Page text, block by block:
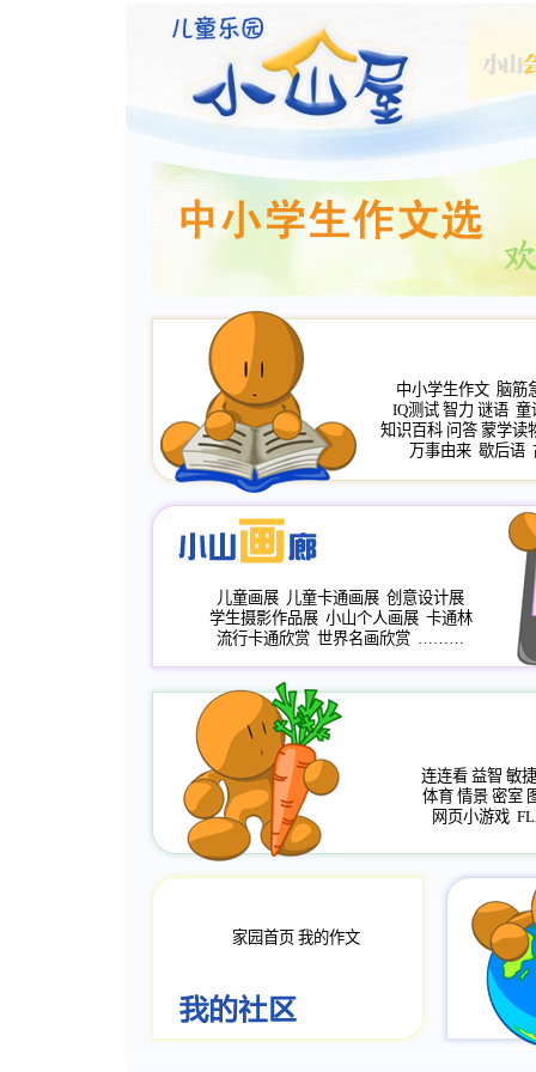
中小学生作文 脑筋
IQ测试 智力 谜语 童
知识百科 问答 蒙学读
万事由来 歇后语
儿童画展 儿童卡通画展 创意设计展
学生摄影作品展 小山个人画展 卡通林
流行卡通欣赏 世界名画欣赏 ………
连连看 益智 敏捷
体育 情景 密室
网页小游戏
家园首页 我的作文